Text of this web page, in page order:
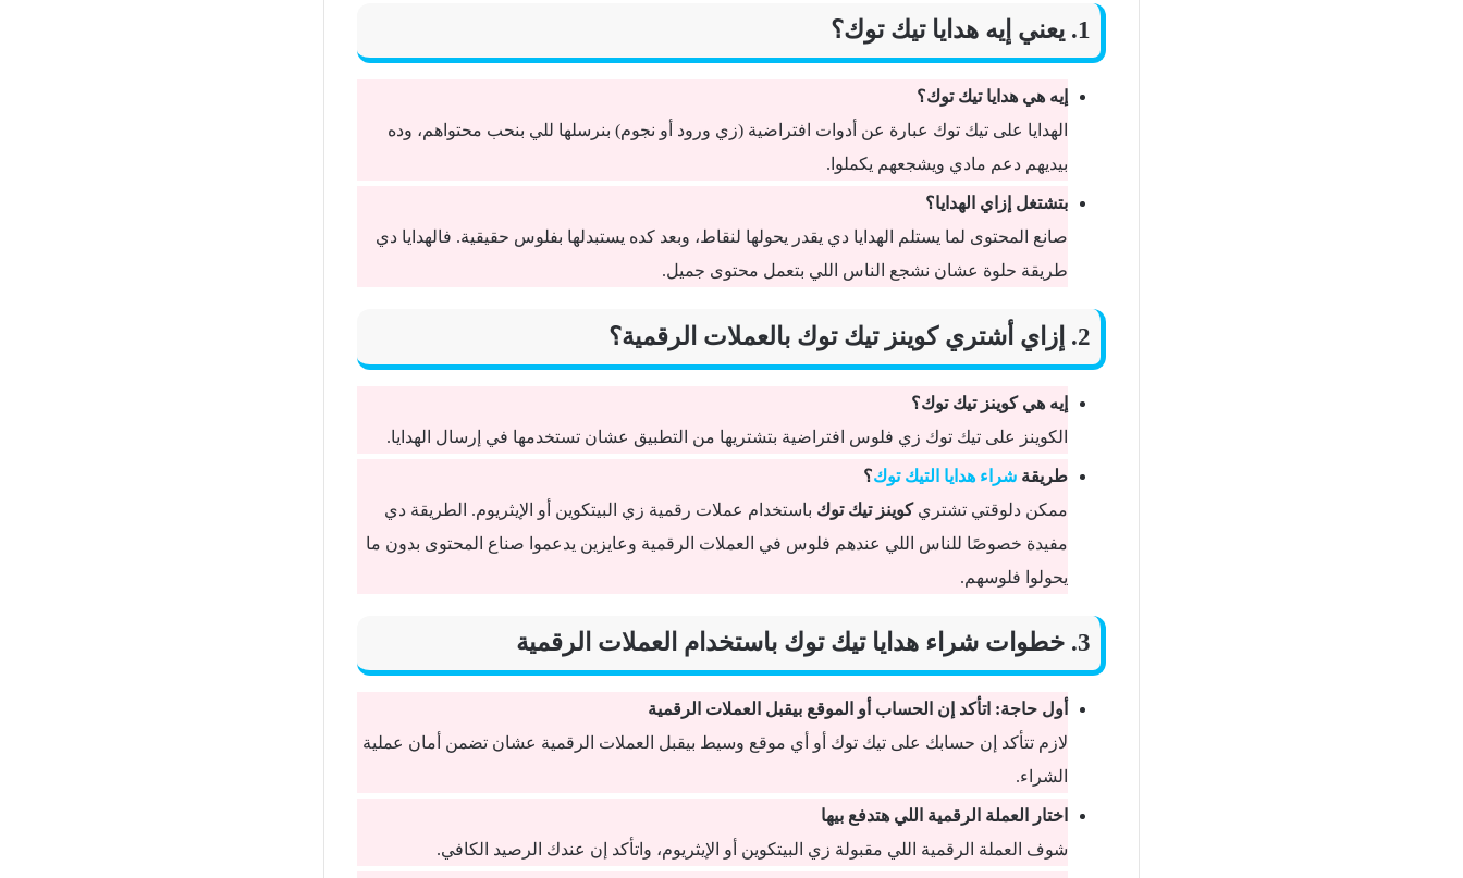
1. يعني إيه هدايا تيك توك؟
إيه هي هدايا تيك توك؟
الهدايا على تيك توك عبارة عن أدوات افتراضية (زي ورود أو نجوم) بنرسلها للي بنحب محتواهم، وده
بيديهم دعم مادي ويشجعهم يكملوا.
بتشتغل إزاي الهدايا؟
صانع المحتوى لما يستلم الهدايا دي يقدر يحولها لنقاط، وبعد كده يستبدلها بفلوس حقيقية. فالهدايا دي
طريقة حلوة عشان نشجع الناس اللي بتعمل محتوى جميل.
2. إزاي أشتري كوينز تيك توك بالعملات الرقمية؟
إيه هي كوينز تيك توك؟
الكوينز على تيك توك زي فلوس افتراضية بتشتريها من التطبيق عشان تستخدمها في إرسال الهدايا.
طريقة شراء هدايا التيك توك؟
ممكن دلوقتي تشتريكوينز تيك توك باستخدام عملات رقمية زي البيتكوين أو الإيثريوم. الطريقة دي
مفيدة خصوصًا للناس اللي عندهم فلوس في العملات الرقمية وعايزين يدعموا صناع المحتوى بدون ما
يحولوا فلوسهم.
3. خطوات شراء هدايا تيك توك باستخدام العملات الرقمية
أول حاجة: اتأكد إن الحساب أو الموقع بيقبل العملات الرقمية
لازم تتأكد إن حسابك على تيك توك أو أي موقع وسيط بيقبل العملات الرقمية عشان تضمن أمان عملية
الشراء.
اختار العملة الرقمية اللي هتدفع بيها
شوف العملة الرقمية اللي مقبولة زي البيتكوين أو الإيثريوم، واتأكد إن عندك الرصيد الكافي.